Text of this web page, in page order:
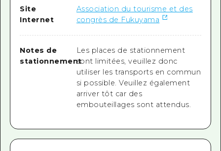
Site
Internet
Association du tourisme et des
congrès de Fukuyama
Notes de
stationnement
Les places de stationnement
sont limitées, veuillez donc
utiliser les transports en commun
si possible. Veuillez également
arriver tôt car des
embouteillages sont attendus.